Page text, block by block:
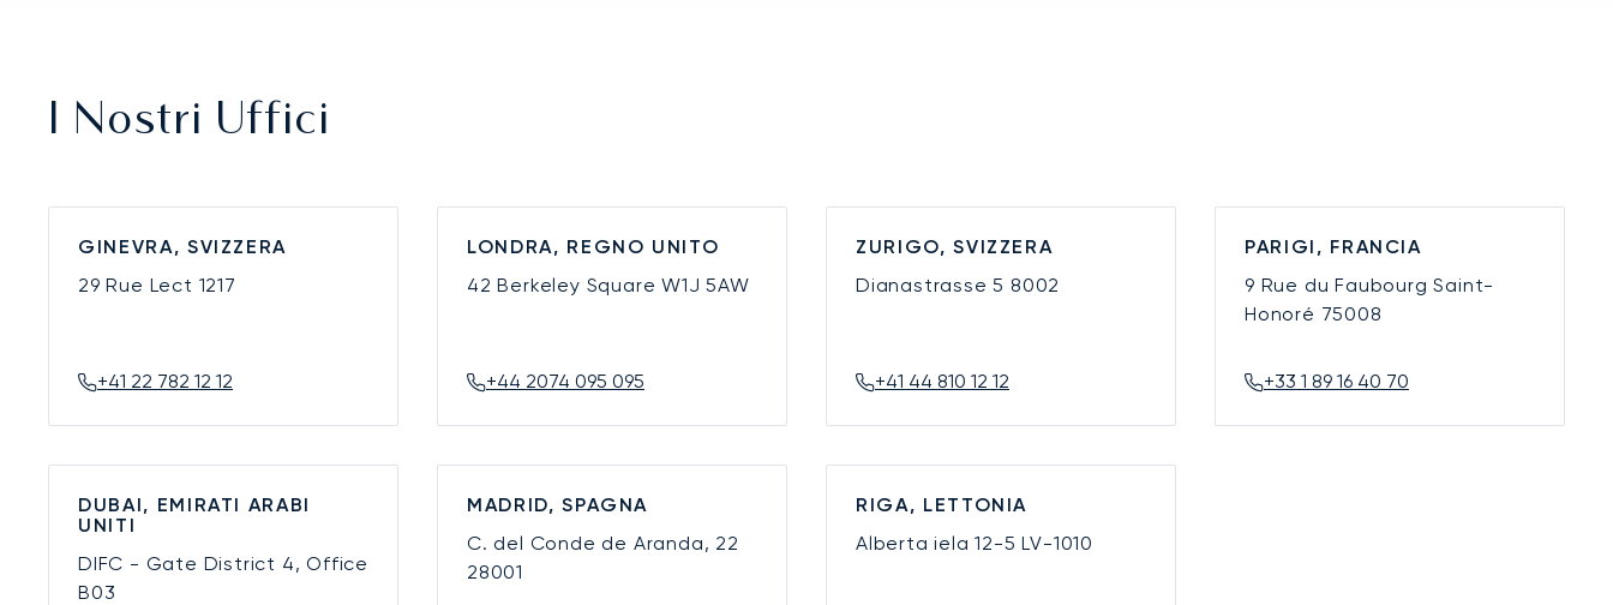
I Nostri Uffici
GINEVRA, SVIZZERA
29 Rue Lect 1217
+41 22 782 12 12
LONDRA, REGNO UNITO
42 Berkeley SquareW1J 5AW
+44 2074 095 095
ZURIGO, SVIZZERA
Dianastrasse 5 8002
+41 44 810 12 12
PARIGI, FRANCIA
9 Rue du Faubourg Saint-
Honoré 75008
+33 1 89 16 40 70
DUBAI, EMIRATI ARABI
UNITI
DIFC - Gate District 4, Office
B03
MADRID, SPAGNA
C. del Conde de Aranda, 22
28001
RIGA, LETTONIA
Alberta iela 12-5LV-1010